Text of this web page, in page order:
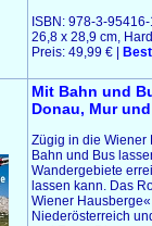
ISBN: 978-3-
26,8 x 28,9 cm,
Preis: 49,99 € |
Mit Bahn und
Donau, Mur
Zügig in die Wiener
Bahn und Bus
Wandergebiete
lassen kann. Das
Wiener
Niederösterreich